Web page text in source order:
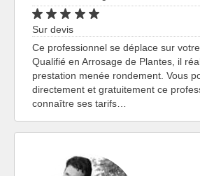
Sur devis
Ce professionnel se déplace sur
Qualifié en Arrosage de Plantes, il
prestation menée rondement. Vous
directement et gratuitement ce
connaître ses tarifs…